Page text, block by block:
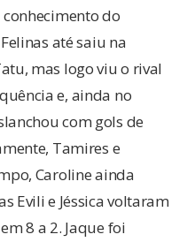
do
até saiu na
mas logo viu o rival
e, ainda no
com gols de
Tamires e
Caroline ainda
Evili e Jéssica voltaram
8 a 2. Jaque foi